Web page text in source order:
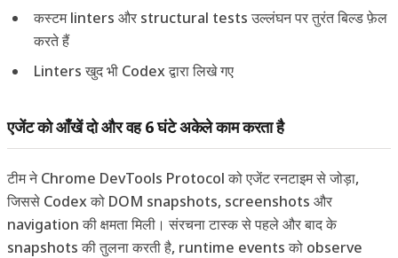
कस्टम linters और structural tests उल्लंघन पर तुरंत बिल्ड फ़ेल
करते हैं
Linters खुद भी Codex द्वारा लिखे गए
एजेंट को आँखें दो और वह 6 घंटे अकेले काम करता है
टीम ने Chrome DevTools Protocol को एजेंट रनटाइम से जोड़ा,
जिससे Codex को DOM snapshots, screenshots और
navigation की क्षमता मिली। संरचना टास्क से पहले और बाद के
snapshots की तुलना करती है, runtime events को observe